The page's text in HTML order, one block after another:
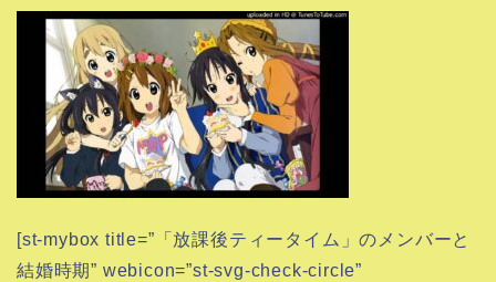
[st-mybox title=”「放課後ティータイム」のメンバーと
結婚時期” webicon=”st-svg-check-circle”